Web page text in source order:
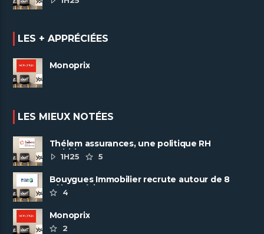
LES + APPRÉCIÉES
Monoprix
LES MIEUX NOTÉES
Thélem assurances, une politique RH
ambitieuse
1H25 5
Bouygues Immobilier recrute autour de 8
pôles métiers
4
Monoprix
2